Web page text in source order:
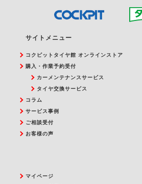
サイトメニュー
コクピットタイヤ館 オンラインストア
購入・作業予約受付
カーメンテナンスサービス
タイヤ交換サービス
コラム
サービス事例
ご相談受付
お客様の声
マイページ